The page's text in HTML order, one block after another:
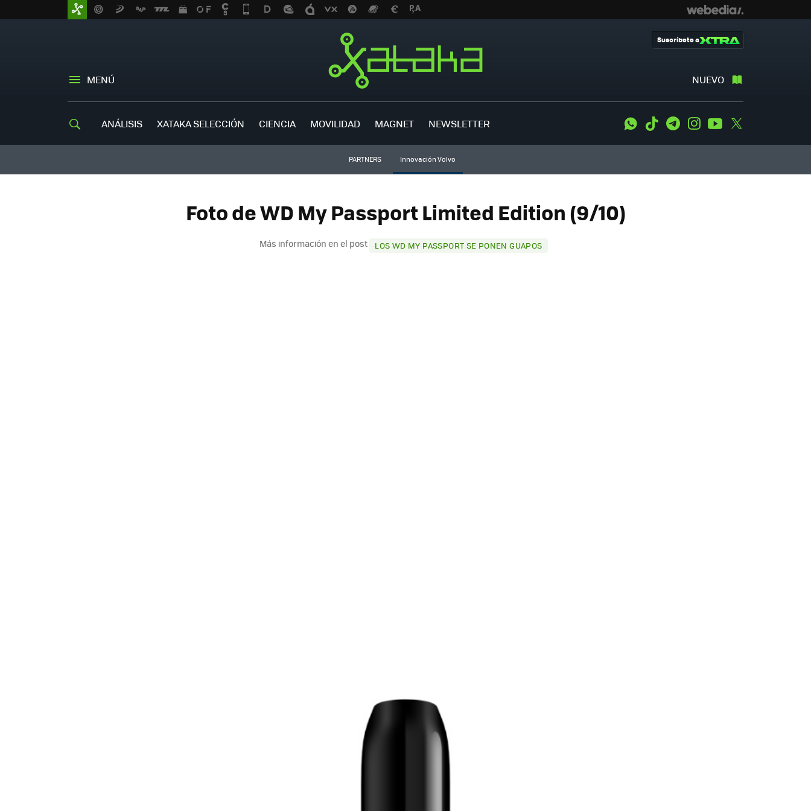
MENÚ NUEVO
Suscríbete a
ANÁLISIS XATAKA SELECCIÓN CIENCIA MOVILIDAD MAGNET NEWSLETTER WhatsApp
Tiktok TelegramInstagramYoutube
PARTNERS Innovación Volvo
Foto de WD My Passport Limited Edition (9/10)
Más información en el post LOS WD MY PASSPORT SE PONEN GUAPOS